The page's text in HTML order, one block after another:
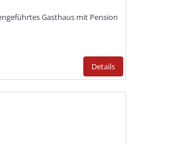
Gasthaus mit Pension
Details